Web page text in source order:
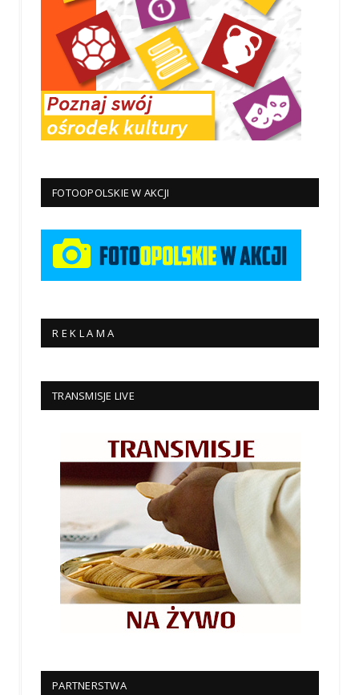
FOTOOPOLSKIE W AKCJI
R E K L A M A
TRANSMISJE LIVE
PARTNERSTWA